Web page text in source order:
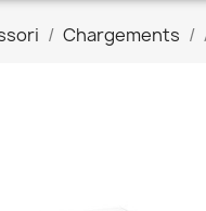
Chargements